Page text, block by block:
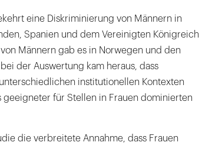
eine Diskriminierung von Männern in
Spanien und dem Vereinigten Königreich
Männern gab es in Norwegen und den
der Auswertung kam heraus, dass
institutionellen Kontexten
geeigneter für Stellen in Frauen dominierten
die verbreitete Annahme, dass Frauen